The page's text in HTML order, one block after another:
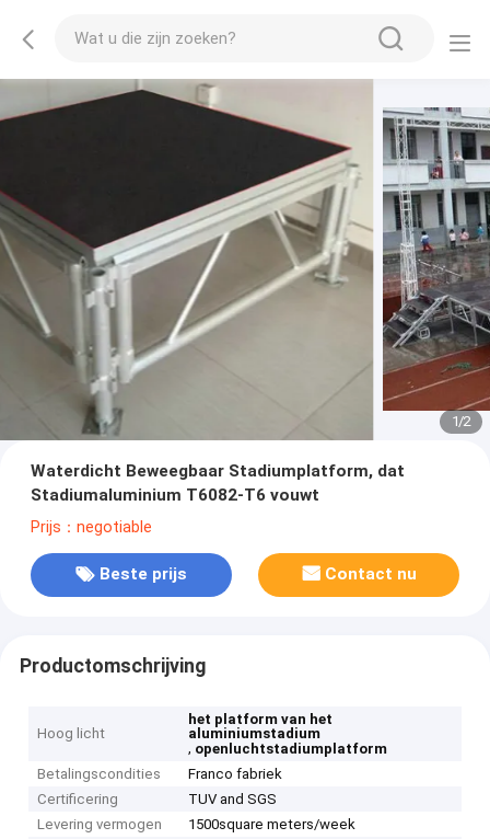
1/2
Waterdicht Beweegbaar Stadiumplatform, dat
Stadiumaluminium T6082-T6 vouwt
Prijs：negotiable
Beste prijs Contact nu
Productomschrijving
Hoog licht
het platform van het
aluminiumstadium
, openluchtstadiumplatform
Betalingscondities
Franco fabriek
Certificering
TUV and SGS
Levering vermogen
1500square meters/week